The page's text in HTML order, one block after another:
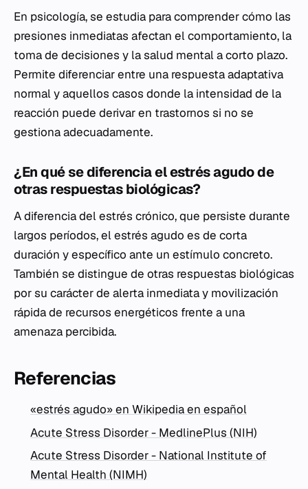
En psicología, se estudia para comprender cómo las
presiones inmediatas afectan el comportamiento, la
toma de decisiones y la salud mental a corto plazo.
Permite diferenciar entre una respuesta adaptativa
normal y aquellos casos donde la intensidad de la
reacción puede derivar en trastornos si no se
gestiona adecuadamente.
¿En qué se diferencia el estrés agudo de
otras respuestas biológicas?
A diferencia del estrés crónico, que persiste durante
largos períodos, el estrés agudo es de corta
duración y específico ante un estímulo concreto.
También se distingue de otras respuestas biológicas
por su carácter de alerta inmediata y movilización
rápida de recursos energéticos frente a una
amenaza percibida.
Referencias
«estrés agudo» en Wikipedia en español
Acute Stress Disorder - MedlinePlus (NIH)
Acute Stress Disorder - National Institute of
Mental Health (NIMH)